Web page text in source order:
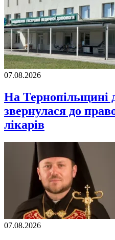
07.08.2026
На Тернопільщині
звернулася до
лікарів
07.08.2026